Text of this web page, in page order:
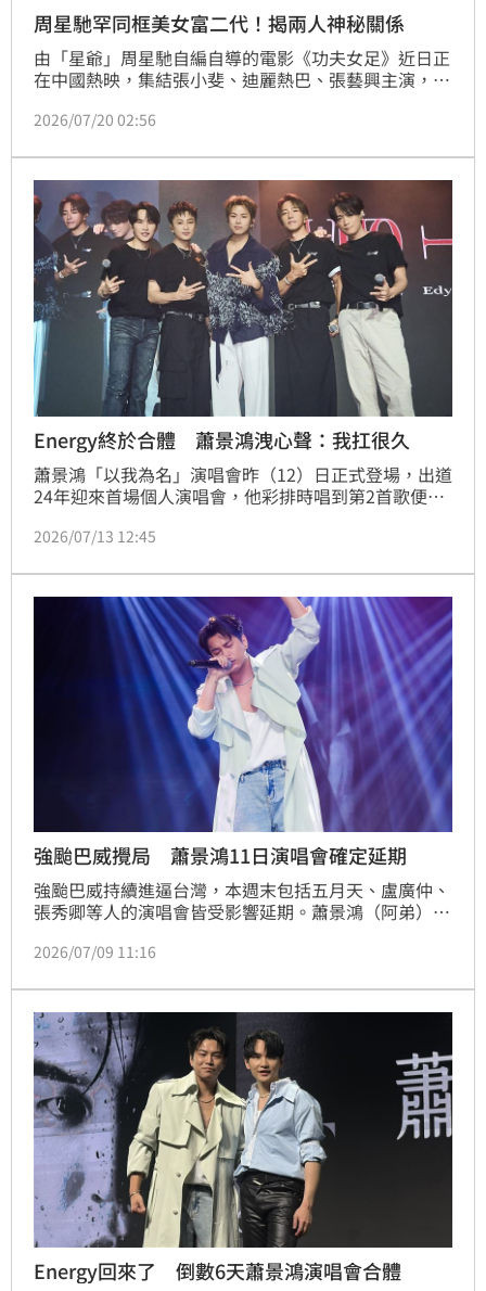
周星馳罕同框美女富二代！揭兩人神秘關係
由「星爺」周星馳自編自導的電影《功夫女足》近日正
在中國熱映，集結張小斐、迪麗熱巴、張藝興主演，並
3.8億元人民幣打造，上映8天累積至18日，總票房便已
支持，向來低調的周星馳近來難得親自帶領劇組展開巡
迴宣傳，現身各地影城與觀眾互動，引發熱烈討論。
2026/07/20 02:56
Energy終於合體 蕭景鴻洩心聲：我扛很久
蕭景鴻「以我為名」演唱會昨（12）日正式登場，出道
24年迎來首場個人演唱會，他彩排時唱到第2首歌便因
角色〉唱完後忍不住紅了眼眶，「謝謝大家陪我走過這
路陪伴我，可以『以我為名』舉辦的第一場演唱會，終
於可以用著面光的狀態唱歌給大家聽。」
2026/07/13 12:45
強颱巴威攪局 蕭景鴻11日演唱會確定延期
強颱巴威持續進逼台灣，本週末包括五月天、盧廣仲、
張秀卿等人的演唱會皆受影響延期。蕭景鴻（阿弟）原
Who I Am」演唱會，相信音樂今（9）日稍早宣布11
前在記者會透露Energy將於12日成軍24週年當天久違
公開合體，依目前公告來看，這項備受粉絲期待的計畫
暫時不受影響，仍可望如期登場。
2026/07/09 11:16
Energy回來了 倒數6天蕭景鴻演唱會合體